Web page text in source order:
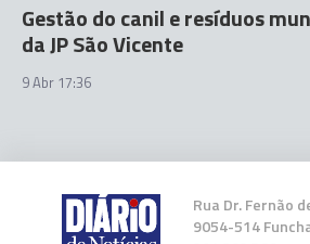
Gestão do canil e resíduos
da JP São Vicente
9 Abr 17:36
Rua Dr. Fernão
9054-514